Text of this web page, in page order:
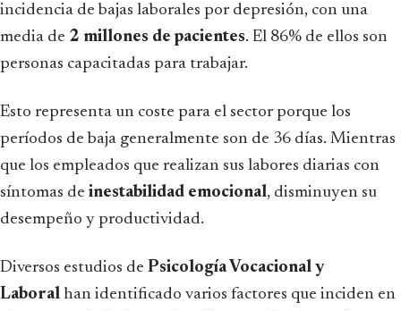
incidencia de bajas laborales por depresión, con una
media de 2 millones de pacientes. El 86% de ellos son
personas capacitadas para trabajar.
Esto representa un coste para el sector porque los
períodos de baja generalmente son de 36 días. Mientras
que los empleados que realizan sus labores diarias con
síntomas de inestabilidad emocional, disminuyen su
desempeño y productividad.
Diversos estudios de Psicología Vocacional y
Laboral han identificado varios factores que inciden en